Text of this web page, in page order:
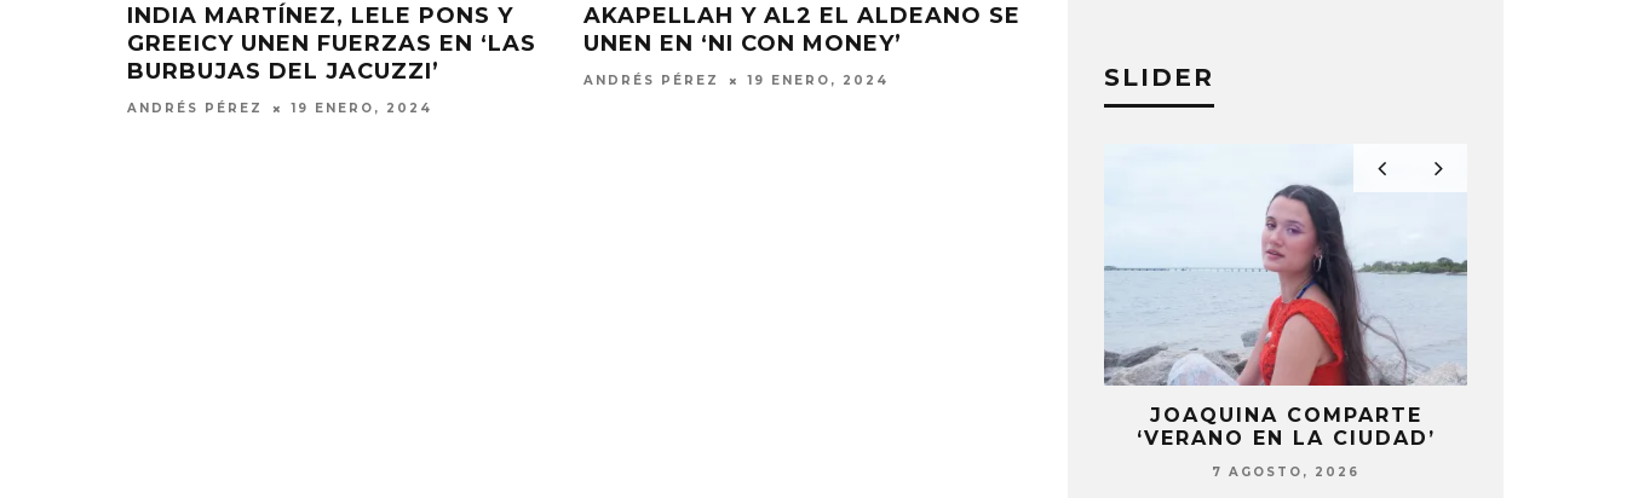
INDIA MARTÍNEZ, LELE PONS Y
GREEICY UNEN FUERZAS EN ‘LAS
BURBUJAS DEL JACUZZI’
ANDRÉS PÉREZ 19 ENERO, 2024
AKAPELLAH Y AL2 EL ALDEANO SE
UNEN EN ‘NI CON MONEY’
ANDRÉS PÉREZ 19 ENERO, 2024 ANDRÉS PÉREZ 19 ENERO, 2024
SLIDER
JOAQUINA COMPARTE
‘VERANO EN LA CIUDAD’
7 AGOSTO, 2026